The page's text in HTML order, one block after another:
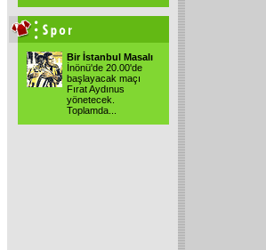
Bir İstanbul Masalı
İnönü'de 20.00'de
başlayacak maçı
Fırat Aydınus
yönetecek.
Toplamda